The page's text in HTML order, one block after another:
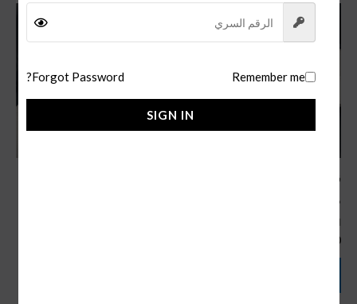
قلم مونت بلانك الفضاء سلفر
ذهبي
اقلام ماركة
180,00
Remember me
Forgot Password?
SIGN IN